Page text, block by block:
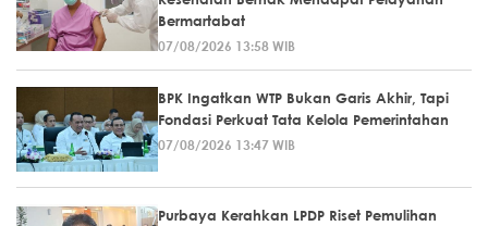
Bermartabat
07/08/2026 13:58 WIB
BPK Ingatkan WTP Bukan Garis Akhir, Tapi
Fondasi Perkuat Tata Kelola Pemerintahan
07/08/2026 13:47 WIB
Purbaya Kerahkan LPDP Riset Pemulihan